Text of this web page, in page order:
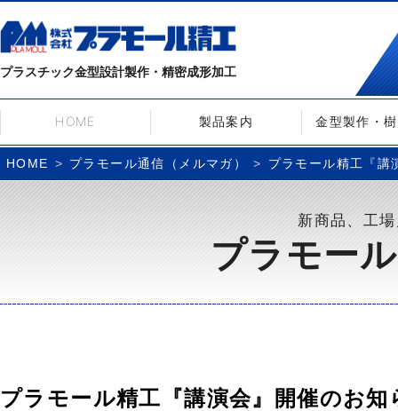
プラスチック金型設計製作・精密成形加工
HOME 製品案内 金型製作・
HOME プラモール通信（メルマガ） プラモール精工『
新商品、工
プラモー
プラモール精工『講演会』開催のお